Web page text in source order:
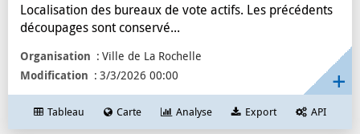
république 6
reconnaissance 6
municipal
6
député
défunt 6
Localisation des bureaux de vote actifs. Les précédents
découpages sont conservé...
Organisation
Ville de La Rochelle
Modification
3/3/2026 00:00
Tableau Carte Analyse Export API